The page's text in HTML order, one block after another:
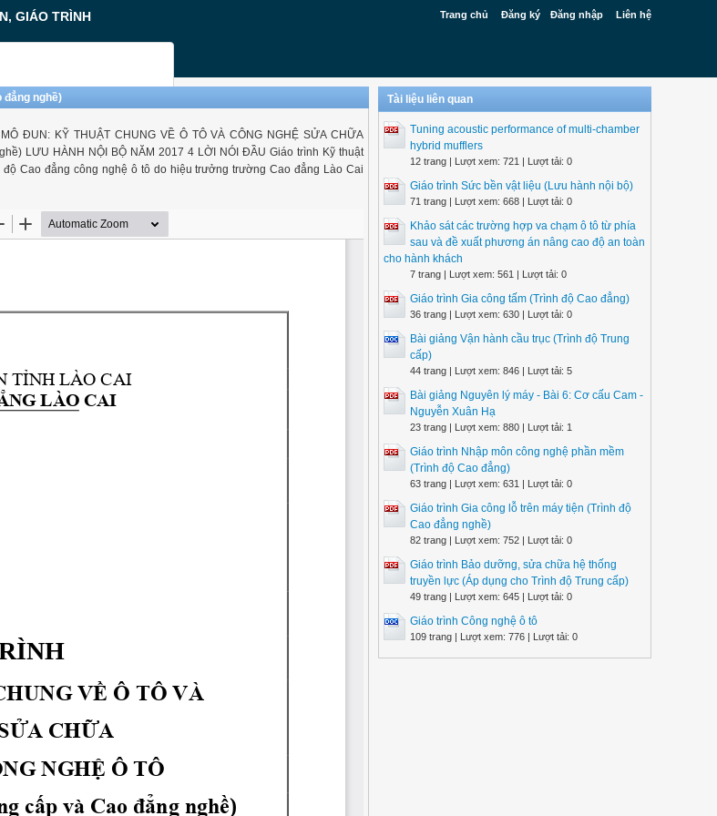
Trang chủ Đăng ký Đăng nhập Liên hệ
GIÁO TRÌNH
đẳng nghề)
ĐUN: KỸ THUẬT CHUNG VỀ Ô TÔ VÀ CÔNG NGHỆ SỬA CHỮA
LƯU HÀNH NỘI BỘ NĂM 2017 4 LỜI NÓI ĐẦU Giáo trình Kỹ thuật
Cao đẳng công nghệ ô tô do hiệu trưởng trường Cao đẳng Lào Cai
Tài liệu liên quan
Tuning acoustic performance of multi-chamber
hybrid mufflers
12 trang | Lượt xem: 721 | Lượt tải: 0
Giáo trình Sức bền vật liệu (Lưu hành nội bộ)
71 trang | Lượt xem: 668 | Lượt tải: 0
Khảo sát các trường hợp va chạm ô tô từ phía
sau và đề xuất phương án nâng cao độ an toàn
cho hành khách
7 trang | Lượt xem: 561 | Lượt tải: 0
Giáo trình Gia công tấm (Trình độ Cao đẳng)
36 trang | Lượt xem: 630 | Lượt tải: 0
Bài giảng Vận hành cầu trục (Trình độ Trung
cấp)
44 trang | Lượt xem: 846 | Lượt tải: 5
Bài giảng Nguyên lý máy - Bài 6: Cơ cấu Cam -
Nguyễn Xuân Hạ
23 trang | Lượt xem: 880 | Lượt tải: 1
Giáo trình Nhập môn công nghệ phần mềm
(Trình độ Cao đẳng)
63 trang | Lượt xem: 631 | Lượt tải: 0
Giáo trình Gia công lỗ trên máy tiện (Trình độ
Cao đẳng nghề)
82 trang | Lượt xem: 752 | Lượt tải: 0
Giáo trình Bảo dưỡng, sửa chữa hệ thống
truyền lực (Áp dụng cho Trình độ Trung cấp)
49 trang | Lượt xem: 645 | Lượt tải: 0
Giáo trình Công nghệ ô tô
109 trang | Lượt xem: 776 | Lượt tải: 0